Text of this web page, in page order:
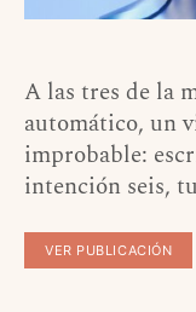
A las tres de la
automático, un
improbable:
intención seis,
VER PUBLICACIÓN